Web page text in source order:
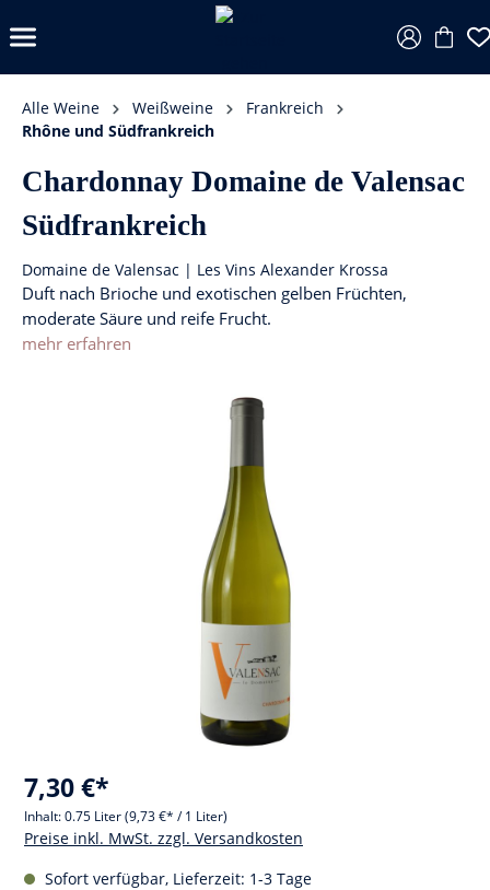
Alle Weine Weißweine
Frankreich
Rhône und Südfrankreich
Chardonnay Domaine de Valensac
Südfrankreich
Domaine de Valensac | Les Vins Alexander Krossa
Duft nach Brioche und exotischen gelben Früchten,
moderate Säure und reife Frucht.
mehr erfahren
7,30 €*
Inhalt:0.75 Liter(9,73 €* / 1 Liter)
Preise inkl. MwSt. zzgl. Versandkosten
Sofort verfügbar, Lieferzeit: 1-3 Tage